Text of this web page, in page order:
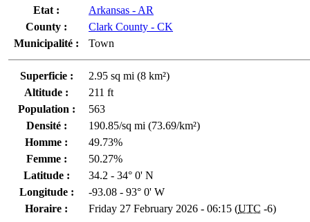
Etat :
Arkansas - AR
County :
Clark County - CK
Municipalité :
Town
Superficie :
2.95 sq mi (8 km²)
Altitude :
211 ft
Population :
563
Densité :
190.85/sq mi (73.69/km²)
Homme :
49.73%
Femme :
50.27%
Latitude :
34.2 - 34° 0' N
Longitude :
-93.08 - 93° 0' W
Horaire :
Friday 27 February 2026 - 06:15 (UTC -6)